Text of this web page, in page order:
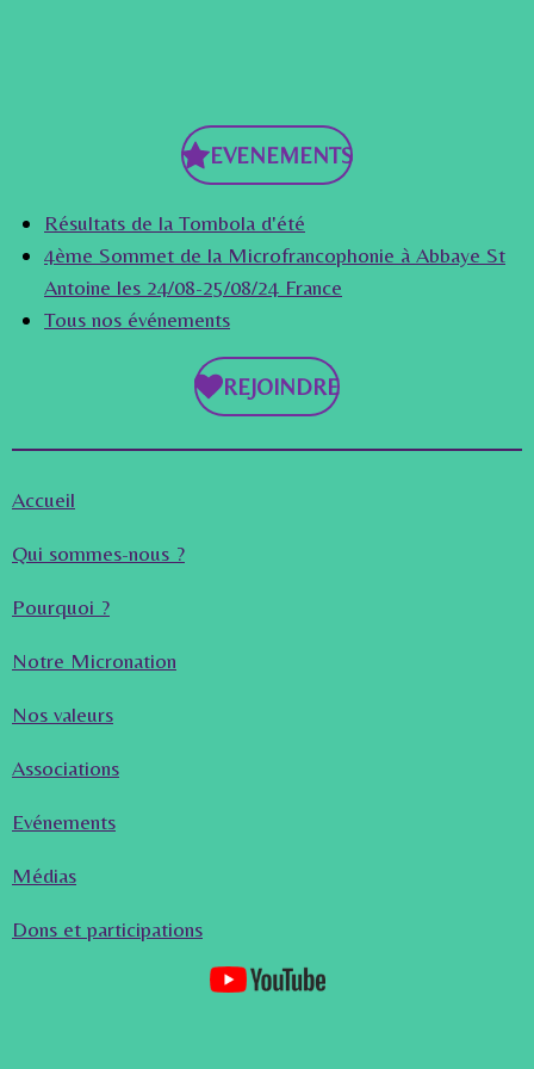
EVENEMENTS
Résultats de la Tombola d'été
4ème Sommet de la Microfrancophonie à Abbaye St
Antoine les 24/08-25/08/24 France
Tous nos événements
REJOINDRE
Accueil
Qui sommes-nous ?
Pourquoi ?
Notre Micronation
Nos valeurs
Associations
Evénements
Médias
Dons et participations